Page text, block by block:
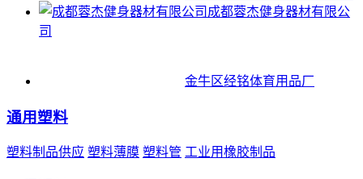
成都蓉杰健身器材有限公
司
金牛区经铭体育用品厂
通用塑料
塑料制品供应 塑料薄膜 塑料管 工业用橡胶制品